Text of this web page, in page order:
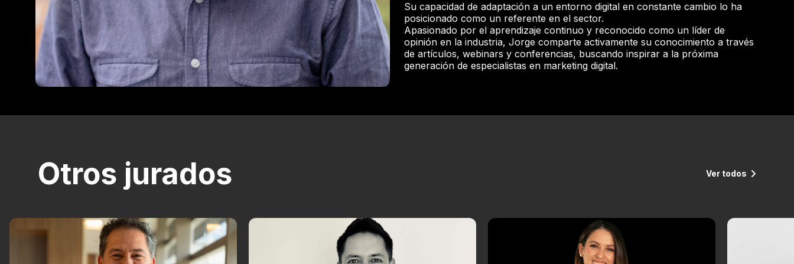
Su capacidad de adaptación a un entorno digital en constante cambio lo ha
posicionado como un referente en el sector.
Apasionado por el aprendizaje continuo y reconocido como un líder de
opinión en la industria, Jorge comparte activamente su conocimiento a través
de artículos, webinars y conferencias, buscando inspirar a la próxima
generación de especialistas en marketing digital.
Otros jurados Ver todos